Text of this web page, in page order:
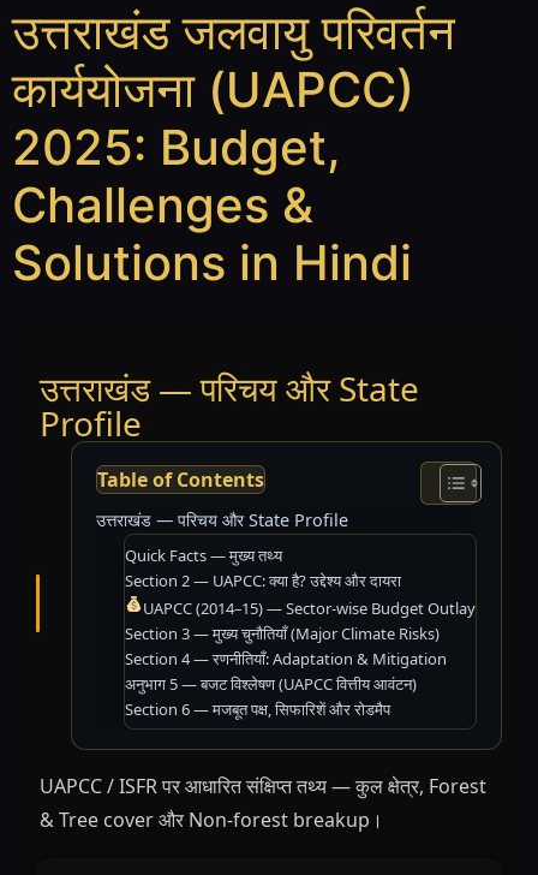
उत्तराखंड जलवायु परिवर्तन
कार्ययोजना (UAPCC)
2025: Budget,
Challenges &
Solutions in Hindi
उत्तराखंड — परिचय और State
Profile
Table of Contents
उत्तराखंड — परिचय और State Profile
Quick Facts — मुख्य तथ्य
Section 2 — UAPCC: क्या है? उद्देश्य और दायरा
UAPCC (2014–15) — Sector-wise Budget Outlay
Section 3 — मुख्य चुनौतियाँ (Major Climate Risks)
Section 4 — रणनीतियाँ: Adaptation & Mitigation
अनुभाग 5 — बजट विश्लेषण (UAPCC वित्तीय आवंटन)
Section 6 — मजबूत पक्ष, सिफारिशें और रोडमैप
UAPCC / ISFR पर आधारित संक्षिप्त तथ्य — कुल क्षेत्र, Forest
& Tree cover और Non-forest breakup।